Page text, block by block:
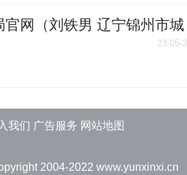
网（刘铁男 辽宁锦州市城
长） 全球动态
23-05-
我们 广告服务 网站地图
2004-2022 www.yunxinxi.cn